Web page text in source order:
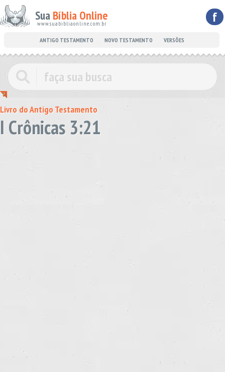
Sua Bíblia Online
www.suabibliaonline.com.br f
ANTIGO TESTAMENTO NOVO TESTAMENTO VERSÕES
Livro do Antigo Testamento
I Crônicas 3:21